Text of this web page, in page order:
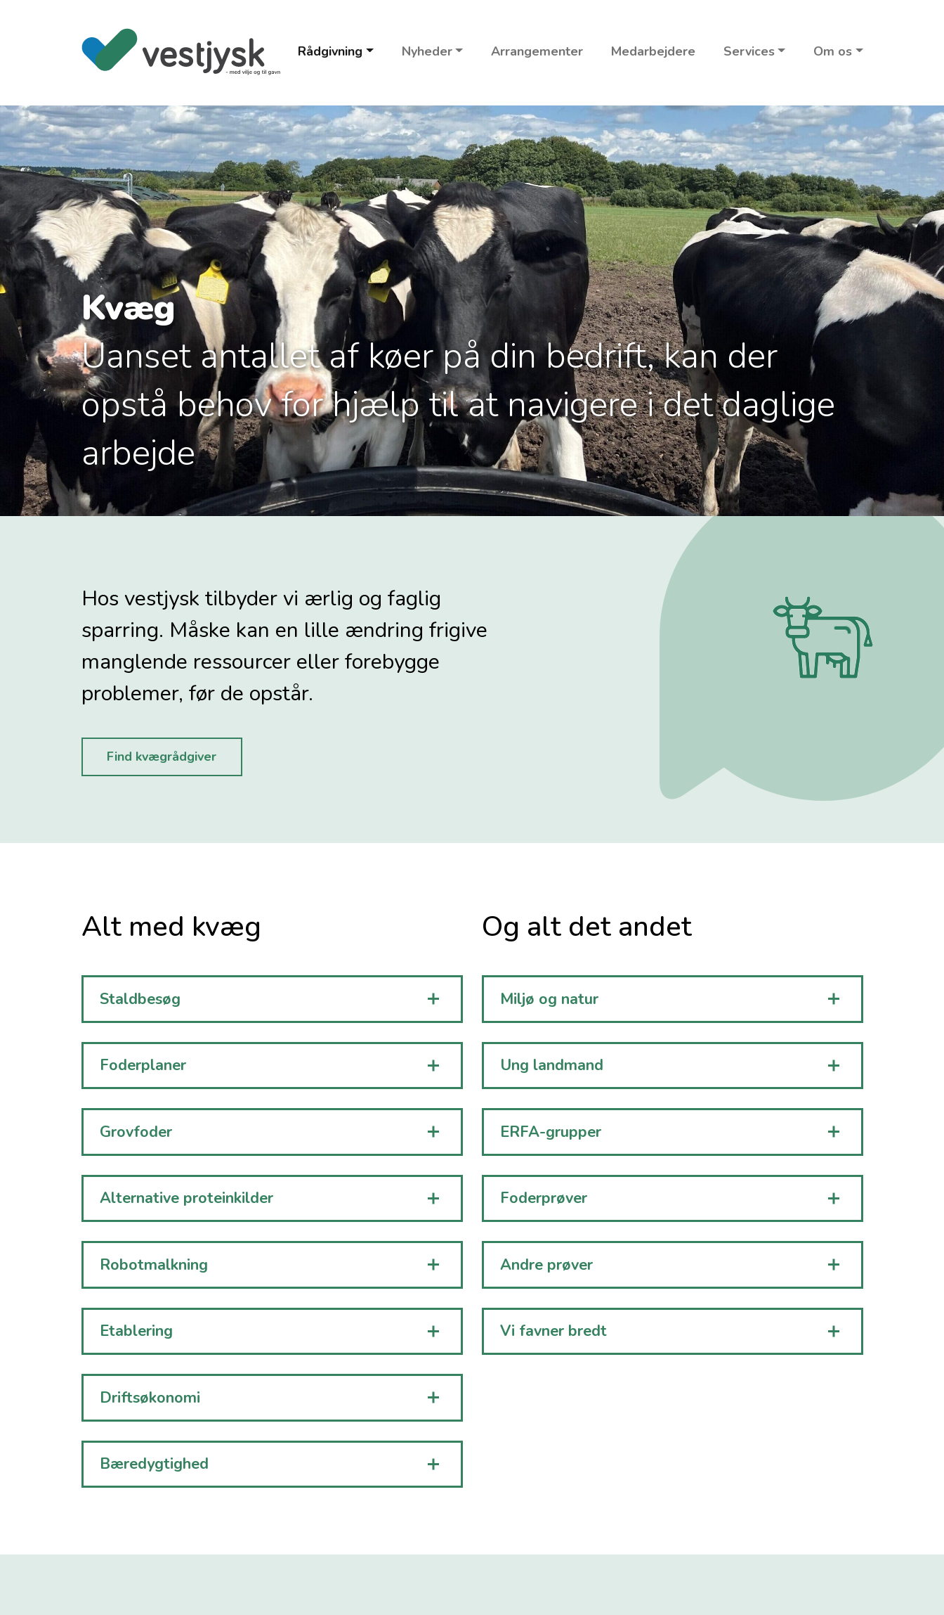
Rådgivning Nyheder Arrangementer Medarbejdere Services Om os
Kvæg
Uanset antallet af køer på din bedrift, kan der
opstå behov for hjælp til at navigere i det daglige
arbejde
Hos vestjysk tilbyder vi ærlig og faglig
sparring. Måske kan en lille ændring frigive
manglende ressourcer eller forebygge
problemer, før de opstår.
Find kvægrådgiver
Alt med kvæg Og alt det andet
Staldbesøg
Foderplaner
Grovfoder
Alternative proteinkilder
Robotmalkning
Etablering
Driftsøkonomi
Bæredygtighed
Miljø og natur
Ung landmand
ERFA-grupper
Foderprøver
Andre prøver
Vi favner bredt